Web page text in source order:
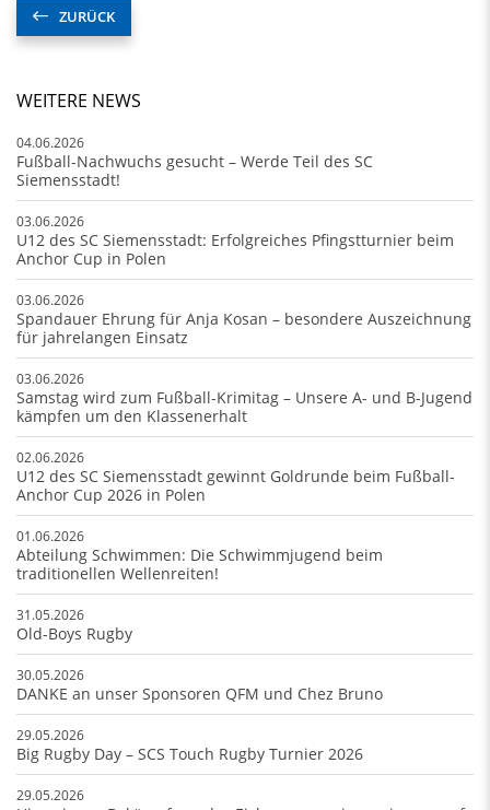
ZURÜCK
WEITERE NEWS
04.06.2026
Fußball-Nachwuchs gesucht – Werde Teil des SC
Siemensstadt!
03.06.2026
U12 des SC Siemensstadt: Erfolgreiches Pfingstturnier beim
Anchor Cup in Polen
03.06.2026
Spandauer Ehrung für Anja Kosan – besondere Auszeichnung
für jahrelangen Einsatz
03.06.2026
Samstag wird zum Fußball-Krimitag – Unsere A- und B-Jugend
kämpfen um den Klassenerhalt
02.06.2026
U12 des SC Siemensstadt gewinnt Goldrunde beim Fußball-
Anchor Cup 2026 in Polen
01.06.2026
Abteilung Schwimmen: Die Schwimmjugend beim
traditionellen Wellenreiten!
31.05.2026
Old-Boys Rugby
30.05.2026
DANKE an unser Sponsoren QFM und Chez Bruno
29.05.2026
Big Rugby Day – SCS Touch Rugby Turnier 2026
29.05.2026